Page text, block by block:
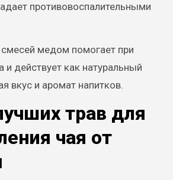
противовоспалительными
медом помогает при
и действует как натуральный
вкус и аромат напитков.
трав для
чая от